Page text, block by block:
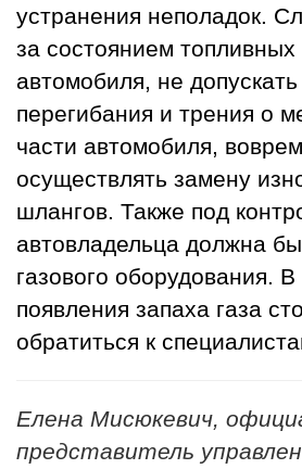
устранения неполадок.
за состоянием
автомобиля, не допускать
перегибания и трения о
части автомобиля,
осуществлять замену
шлангов. Также под
автовладельца должна
газового оборудования. В
появления запаха газа
обратиться к
Елена Мисюкевич,
представитель